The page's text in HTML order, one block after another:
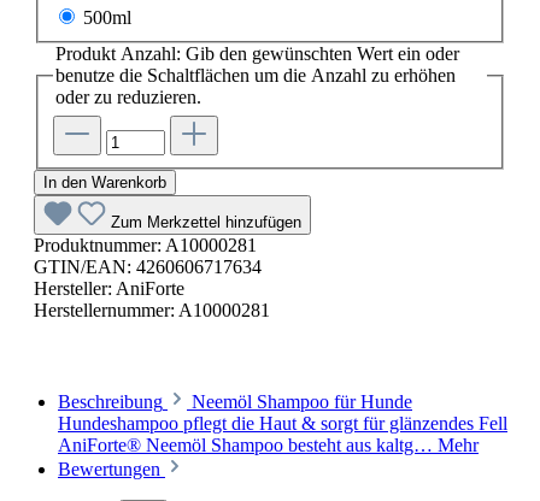
500ml
Produkt Anzahl: Gib den gewünschten Wert ein oder
benutze die Schaltflächen um die Anzahl zu erhöhen
oder zu reduzieren.
In den Warenkorb
Zum Merkzettel hinzufügen
Produktnummer: A10000281
GTIN/EAN: 4260606717634
Hersteller: AniForte
Herstellernummer: A10000281
Beschreibung
Neemöl Shampoo für Hunde
Hundeshampoo pflegt die Haut & sorgt für glänzendes Fell
AniForte® Neemöl Shampoo besteht aus kaltg… Mehr
Bewertungen